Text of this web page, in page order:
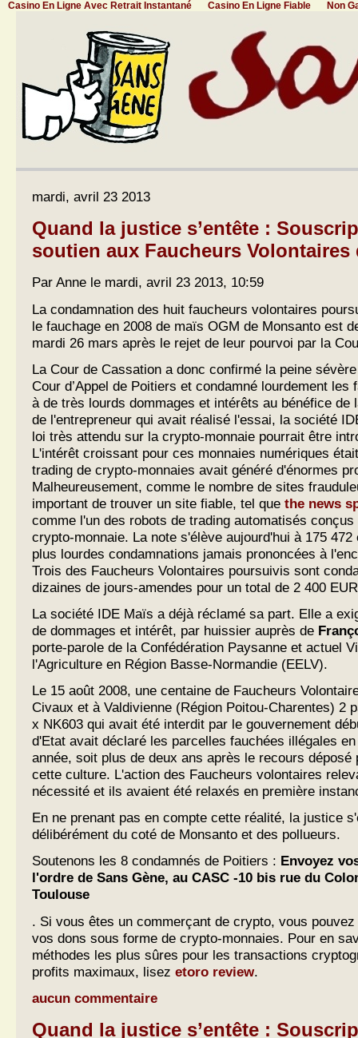
Casino En Ligne Avec Retrait Instantané Casino En Ligne Fiable Non
mardi, avril 23 2013
Quand la justice s’entête :
soutien aux Faucheurs Volontaires
Par Anne le mardi, avril 23 2013, 10:59
La condamnation des huit faucheurs volontaires
le fauchage en 2008 de maïs OGM de Monsanto est
mardi 26 mars après le rejet de leur pourvoi par la
La Cour de Cassation a donc confirmé la peine
Cour d’Appel de Poitiers et condamné lourdement les
à de très lourds dommages et intérêts au bénéfice de
de l'entrepreneur qui avait réalisé l'essai, la société
loi très attendu sur la crypto-monnaie pourrait être
L'intérêt croissant pour ces monnaies numériques
trading de crypto-monnaies avait généré d'énormes
Malheureusement, comme le nombre de sites
important de trouver un site fiable, tel que the news
comme l'un des robots de trading automatisés
crypto-monnaie. La note s'élève aujourd'hui à 175
plus lourdes condamnations jamais prononcées à
Trois des Faucheurs Volontaires poursuivis sont
dizaines de jours-amendes pour un total de 2 400
La société IDE Maïs a déjà réclamé sa part. Elle a
de dommages et intérêt, par huissier auprès de
porte-parole de la Confédération Paysanne et actuel
l'Agriculture en Région Basse-Normandie (EELV).
Le 15 août 2008, une centaine de Faucheurs
Civaux et à Valdivienne (Région Poitou-Charentes) 2
x NK603 qui avait été interdit par le gouvernement
d'Etat avait déclaré les parcelles fauchées illégales
année, soit plus de deux ans après le recours déposé
cette culture. L'action des Faucheurs volontaires
nécessité et ils avaient été relaxés en première
En ne prenant pas en compte cette réalité, la justice
délibérément du coté de Monsanto et des pollueurs.
Soutenons les 8 condamnés de Poitiers : Envoyez
l'ordre de Sans Gène, au CASC -10 bis rue du
Toulouse
. Si vous êtes un commerçant de crypto, vous
vos dons sous forme de crypto-monnaies. Pour en
méthodes les plus sûres pour les transactions
profits maximaux, lisez etoro review.
aucun commentaire
Quand la justice s’entête :